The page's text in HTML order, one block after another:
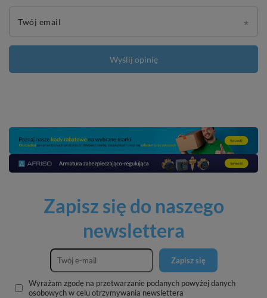
Twój email
Wyślij opinię
Zapisz się do naszego
newslettera
Zapisz się
Wyrażam zgodę na przetwarzanie podanych powyżej danych
osobowych w celu otrzymywania newslettera